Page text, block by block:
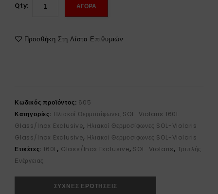
Qty: ΑΓΟΡΑ
Προσθήκη Στη Λίστα Επιθυμιών
Κωδικός προϊόντος: 605
Κατηγορίες: Ηλιακοί Θερμοσίφωνες SOL-Violaris 160L
Glass/Inox Exclusive, Ηλιακοί Θερμοσίφωνες SOL-Violaris
Glass/Inox Exclusive, Ηλιακοί Θερμοσίφωνες SOL-Violaris
Ετικέτες: 160L, Glass/Inox Exclusive, SOL-Violaris, Τριπλής
Ενέργειας
ΣΥΧΝΕΣ ΕΡΩΤΗΣΕΙΣ